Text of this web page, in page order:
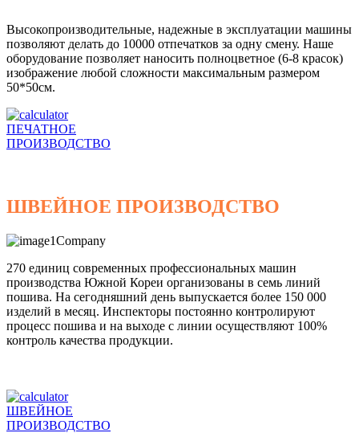
Высокопроизводительные, надежные в эксплуатации машины
позволяют делать до 10000 отпечатков за одну смену. Наше
оборудование позволяет наносить полноцветное (6-8 красок)
изображение любой сложности максимальным размером
50*50см.
ПЕЧАТНОЕ
ПРОИЗВОДСТВО
ШВЕЙНОЕ ПРОИЗВОДСТВО
270 единиц современных профессиональных машин
производства Южной Кореи организованы в семь линий
пошива. На сегодняшний день выпускается более 150 000
изделий в месяц. Инспекторы постоянно контролируют
процесс пошива и на выходе с линии осуществляют 100%
контроль качества продукции.
ШВЕЙНОЕ
ПРОИЗВОДСТВО